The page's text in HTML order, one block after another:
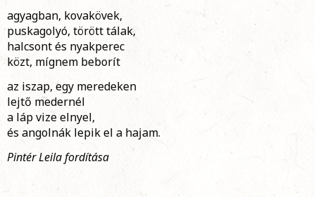
agyagban, kovakövek,
puskagolyó, törött tálak,
halcsont és nyakperec
közt, mígnem beborít
az iszap, egy meredeken
lejtő medernél
a láp vize elnyel,
és angolnák lepik el a hajam.
Pintér Leila fordítása